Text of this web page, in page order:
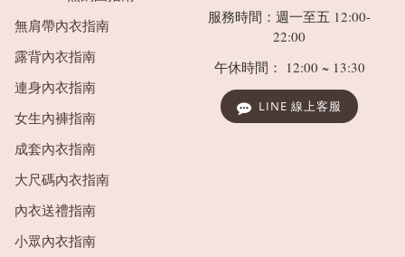
無肩帶內衣指南
露背內衣指南
連身內衣指南
女生內褲指南
成套內衣指南
大尺碼內衣指南
內衣送禮指南
小眾內衣指南
服務時間：週一至五 12:00-
22:00
午休時間： 12:00 ~ 13:30
LINE 線上客服